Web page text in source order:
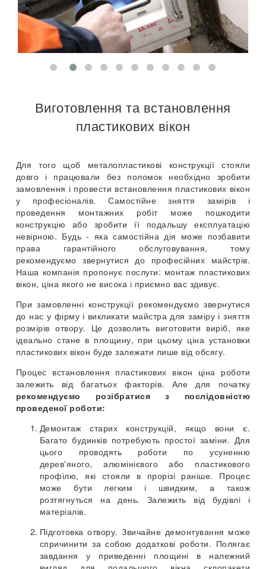
Виготовлення та встановлення
пластикових вікон
Для того щоб металопластикові конструкції стояли
довго і працювали без поломок необхідно зробити
замовлення і провести встановлення пластикових вікон
у професіоналів. Самостійне зняття замірів і
проведення монтажних робіт може пошкодити
конструкцію або зробити її подальшу експлуатацію
невірною. Будь - яка самостійна дія може позбавити
права гарантійного обслуговування, тому
рекомендуємо звернутися до професійних майстрів.
Наша компанія пропонує послуги: монтаж пластикових
вікон, ціна якого не висока і приємно вас здивує.
При замовленні конструкції рекомендуємо звернутися
до нас у фірму і викликати майстра для заміру і зняття
розмірів отвору. Це дозволить виготовити виріб, яке
ідеально стане в площину, при цьому ціна установки
пластикових вікон буде залежати лише від обсягу.
Процес встановлення пластикових вікон ціна роботи
залежить від багатьох факторів. Але для початку
рекомендуємо розібратися з послідовністю
проведеної роботи:
Демонтаж старих конструкцій, якщо вони є.
Багато будинків потребують простої заміни. Для
цього проводять роботи по усуненню
дерев'яного, алюмінієвого або пластикового
профілю, які стояли в прорізі раніше. Процес
може бути легким і швидким, а також
розтягнуться на день. Залежить від будівлі і
матеріалів.
Підготовка отвору. Звичайне демонтування може
спричинити за собою додаткові роботи. Полягає
завдання у приведенні площині в належний